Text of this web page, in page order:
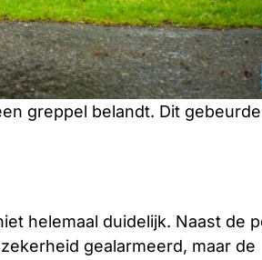
greppel belandt. Dit
helemaal duidelijk. Naast de
gealarmeerd, maar de